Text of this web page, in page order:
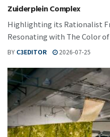
Zuiderplein Complex
Highlighting its Rationalist
Resonating with The Color
BY C3EDITOR 2026-07-25